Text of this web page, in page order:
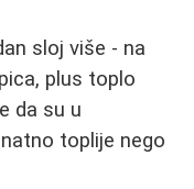
sloj više - na
plus toplo
da su u
toplije nego